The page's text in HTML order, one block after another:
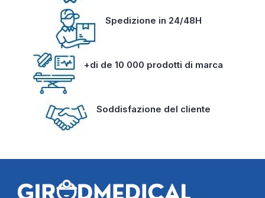
Spedizione in 24/48H
+di de 10 000 prodotti di marca
Soddisfazione del cliente